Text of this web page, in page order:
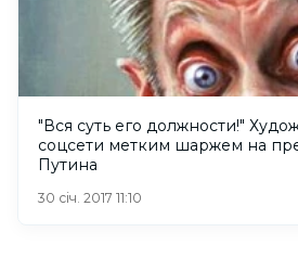
"Вся суть его должности!"
соцсети метким шаржем на
Путина
30 січ. 2017 11:10